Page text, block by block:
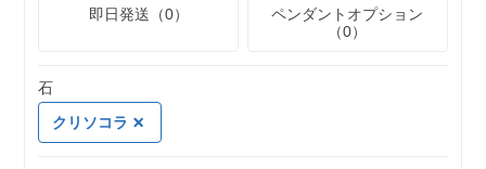
即日発送（0）
ペンダントオプション
（0）
石
クリソコラ